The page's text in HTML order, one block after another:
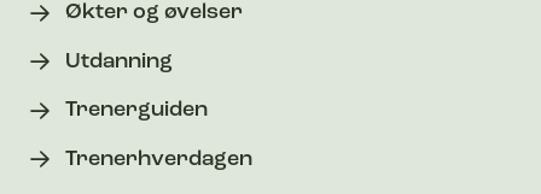
Økter og øvelser
Utdanning
Trenerguiden
Trenerhverdagen